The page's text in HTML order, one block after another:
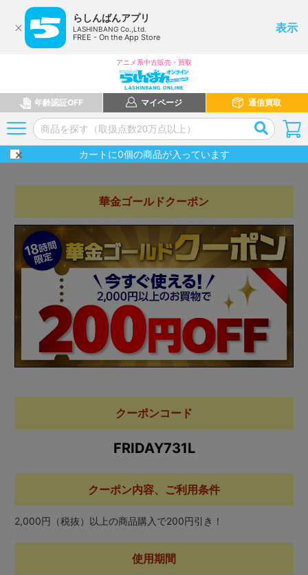
らしんばんアプリ
LASHINBANG Co.,Ltd.
FREE - On the App Store
表示
アニメ系中古販売・買取
年齢認証OFF マイページ 通信買取
カートに0個の商品が入っています
華金ゴールドクーポン
クーポンコード
FRIDAY731L
クーポン内容、ご利用条件
2,000円（税抜）以上の商品購入で200円引き！
使用期間